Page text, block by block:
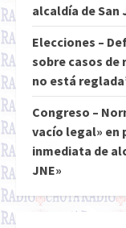
alcaldía de San
Elecciones –
sobre casos de
no está
Congreso –
vacío legal» en
inmediata de
JNE»